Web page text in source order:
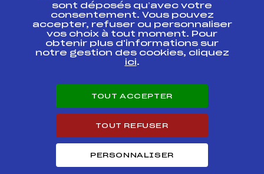
Antidopage
Pôle Développement, Formation, Suivi
Scientifique
Listes ministérielles
Pôle vie de l’athlète
Carrières
sont déposés qu’avec votre
consentement. Vous pouvez
accepter, refuser ou personnaliser
vos choix à tout moment. Pour
obtenir plus d'informations sur
notre gestion des cookies, cliquez
ici.
TOUT ACCEPTER
TOUT REFUSER
PERSONNALISER